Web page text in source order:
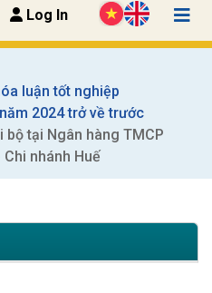
Log In
luận tốt nghiệp
2024 trở về trước
tại Ngân hàng TMCP
nhánh Huế